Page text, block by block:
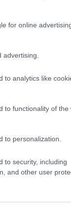
for online
to analytics like
to functionality of the
to personalization.
to security, including
and other user
Film Epizód